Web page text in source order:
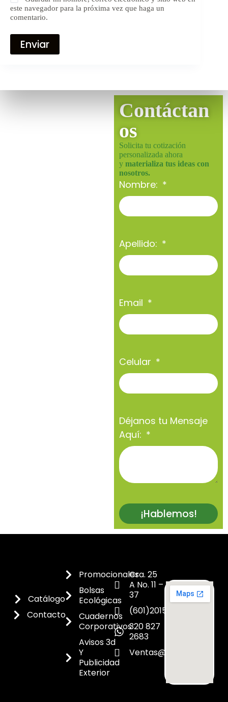
este navegador para la próxima vez que haga un
comentario.
Enviar
Contáctan
os
Solicita tu cotización
personalizada ahora
y materializa tus ideas con
nosotros.
Nombre:
Apellido:
Email
Celular
Déjanos tu Mensaje
Aquí:
¡Hablemos!
Catálogo
Contacto
Promocionales
Bolsas
Ecológicas
Cuadernos
Corporativos
Avisos 3d
Y
Publicidad
Exterior
Cra. 25
A No. 11 –
37
(601)2015300
320 827
2683
Ventas@dicoes.co